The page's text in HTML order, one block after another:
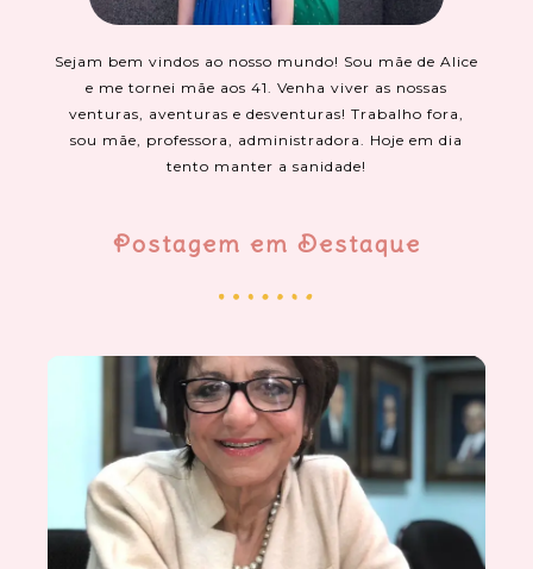
Sejam bem vindos ao nosso mundo! Sou mãe de Alice
e me tornei mãe aos 41. Venha viver as nossas
venturas, aventuras e desventuras! Trabalho fora,
sou mãe, professora, administradora. Hoje em dia
tento manter a sanidade!
Postagem em Destaque